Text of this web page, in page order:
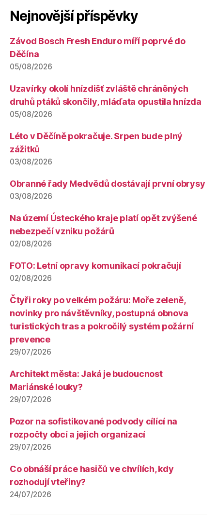
Nejnovější příspěvky
Závod Bosch Fresh Enduro míří poprvé do
Děčína
05/08/2026
Uzavírky okolí hnízdišť zvláště chráněných
druhů ptáků skončily, mláďata opustila hnízda
05/08/2026
Léto v Děčíně pokračuje. Srpen bude plný
zážitků
03/08/2026
Obranné řady Medvědů dostávají první obrysy
03/08/2026
Na území Ústeckého kraje platí opět zvýšené
nebezpečí vzniku požárů
02/08/2026
FOTO: Letní opravy komunikací pokračují
02/08/2026
Čtyři roky po velkém požáru: Moře zeleně,
novinky pro návštěvníky, postupná obnova
turistických tras a pokročilý systém požární
prevence
29/07/2026
Architekt města: Jaká je budoucnost
Mariánské louky?
29/07/2026
Pozor na sofistikované podvody cílící na
rozpočty obcí a jejich organizací
29/07/2026
Co obnáší práce hasičů ve chvílích, kdy
rozhodují vteřiny?
24/07/2026